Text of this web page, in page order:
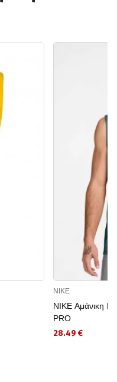
NIKE
NIKE Αμάνικη
PRO
28.49 €